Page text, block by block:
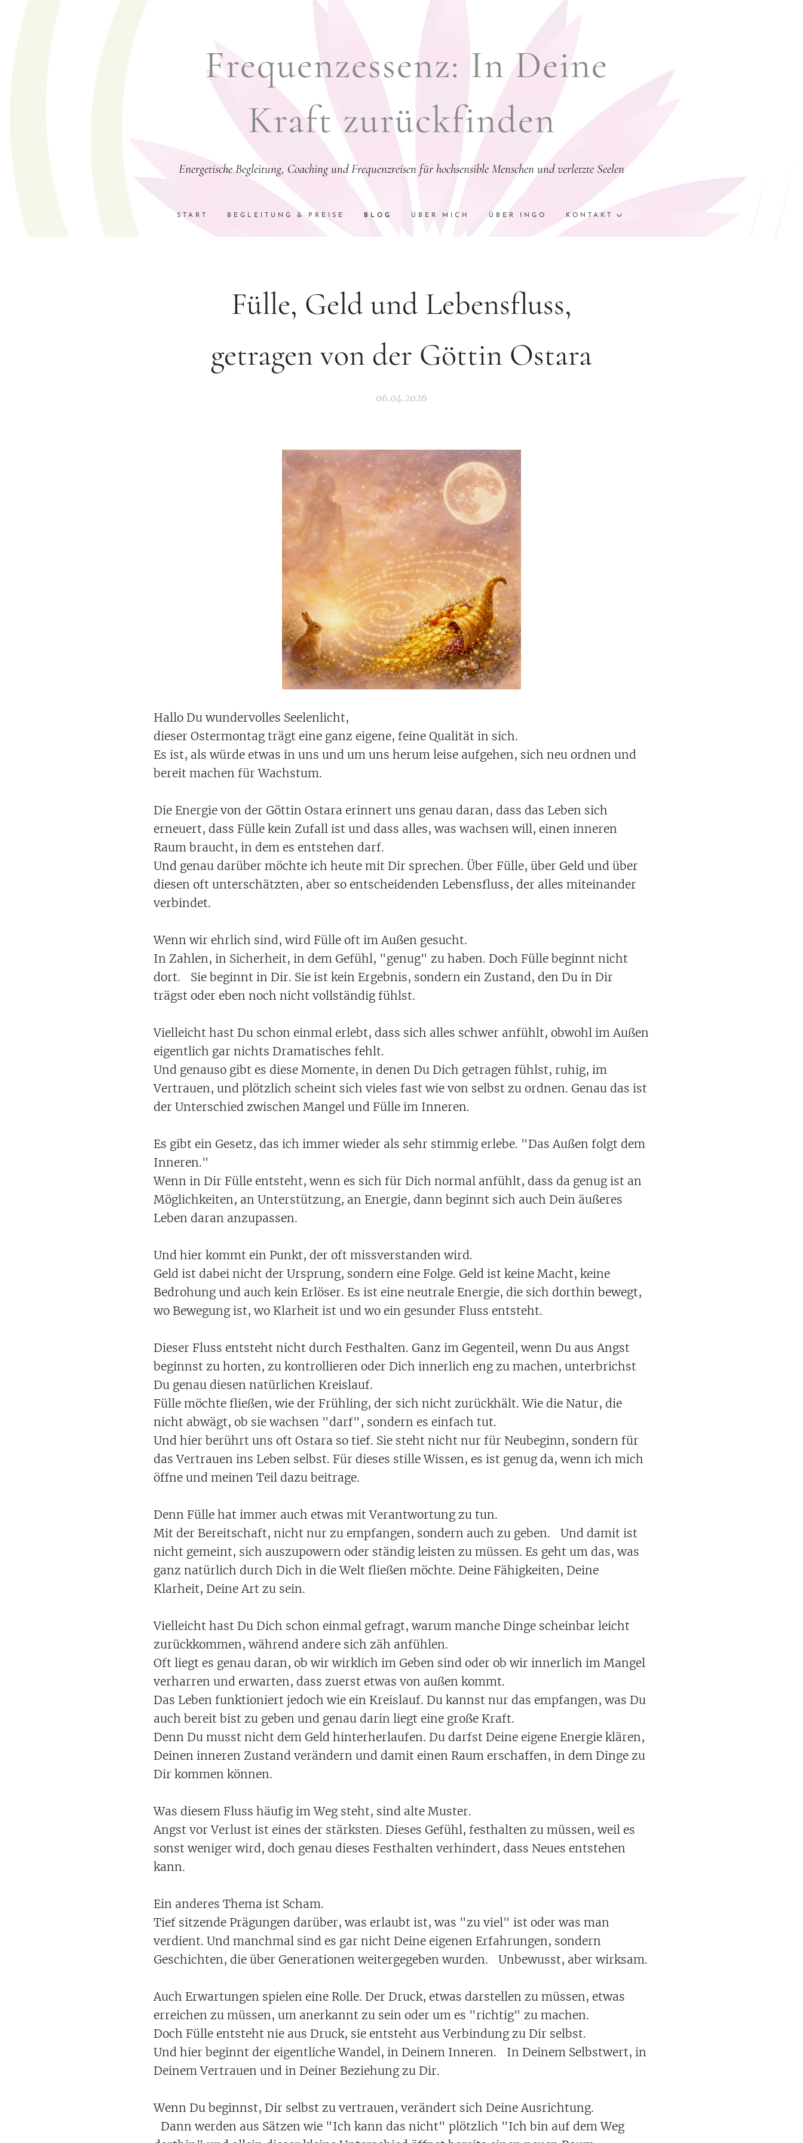
Frequenzessenz: In Deine
Kraft zurückfinden
Energetische Begleitung, Coaching und Frequenzreisen für hochsensible Menschen und verletzte Seelen
START BEGLEITUNG & PREISE BLOG ÜBER MICH ÜBER INGO KONTAKT
Fülle, Geld und Lebensfluss,
getragen von der Göttin Ostara
06.04.2026
Hallo Du wundervolles Seelenlicht,
dieser Ostermontag trägt eine ganz eigene, feine Qualität in sich.
Es ist, als würde etwas in uns und um uns herum leise aufgehen, sich neu ordnen und
bereit machen für Wachstum.
Die Energie von der Göttin Ostara erinnert uns genau daran, dass das Leben sich
erneuert, dass Fülle kein Zufall ist und dass alles, was wachsen will, einen inneren
Raum braucht, in dem es entstehen darf.
Und genau darüber möchte ich heute mit Dir sprechen. Über Fülle, über Geld und über
diesen oft unterschätzten, aber so entscheidenden Lebensfluss, der alles miteinander
verbindet.
Wenn wir ehrlich sind, wird Fülle oft im Außen gesucht.
In Zahlen, in Sicherheit, in dem Gefühl, "genug" zu haben. Doch Fülle beginnt nicht
dort. Sie beginnt in Dir. Sie ist kein Ergebnis, sondern ein Zustand, den Du in Dir
trägst oder eben noch nicht vollständig fühlst.
Vielleicht hast Du schon einmal erlebt, dass sich alles schwer anfühlt, obwohl im Außen
eigentlich gar nichts Dramatisches fehlt.
Und genauso gibt es diese Momente, in denen Du Dich getragen fühlst, ruhig, im
Vertrauen, und plötzlich scheint sich vieles fast wie von selbst zu ordnen. Genau das ist
der Unterschied zwischen Mangel und Fülle im Inneren.
Es gibt ein Gesetz, das ich immer wieder als sehr stimmig erlebe. "Das Außen folgt dem
Inneren."
Wenn in Dir Fülle entsteht, wenn es sich für Dich normal anfühlt, dass da genug ist an
Möglichkeiten, an Unterstützung, an Energie, dann beginnt sich auch Dein äußeres
Leben daran anzupassen.
Und hier kommt ein Punkt, der oft missverstanden wird.
Geld ist dabei nicht der Ursprung, sondern eine Folge. Geld ist keine Macht, keine
Bedrohung und auch kein Erlöser. Es ist eine neutrale Energie, die sich dorthin bewegt,
wo Bewegung ist, wo Klarheit ist und wo ein gesunder Fluss entsteht.
Dieser Fluss entsteht nicht durch Festhalten. Ganz im Gegenteil, wenn Du aus Angst
beginnst zu horten, zu kontrollieren oder Dich innerlich eng zu machen, unterbrichst
Du genau diesen natürlichen Kreislauf.
Fülle möchte fließen, wie der Frühling, der sich nicht zurückhält. Wie die Natur, die
nicht abwägt, ob sie wachsen "darf", sondern es einfach tut.
Und hier berührt uns oft Ostara so tief. Sie steht nicht nur für Neubeginn, sondern für
das Vertrauen ins Leben selbst. Für dieses stille Wissen, es ist genug da, wenn ich mich
öffne und meinen Teil dazu beitrage.
Denn Fülle hat immer auch etwas mit Verantwortung zu tun.
Mit der Bereitschaft, nicht nur zu empfangen, sondern auch zu geben. Und damit ist
nicht gemeint, sich auszupowern oder ständig leisten zu müssen. Es geht um das, was
ganz natürlich durch Dich in die Welt fließen möchte. Deine Fähigkeiten, Deine
Klarheit, Deine Art zu sein.
Vielleicht hast Du Dich schon einmal gefragt, warum manche Dinge scheinbar leicht
zurückkommen, während andere sich zäh anfühlen.
Oft liegt es genau daran, ob wir wirklich im Geben sind oder ob wir innerlich im Mangel
verharren und erwarten, dass zuerst etwas von außen kommt.
Das Leben funktioniert jedoch wie ein Kreislauf. Du kannst nur das empfangen, was Du
auch bereit bist zu geben und genau darin liegt eine große Kraft.
Denn Du musst nicht dem Geld hinterherlaufen. Du darfst Deine eigene Energie klären,
Deinen inneren Zustand verändern und damit einen Raum erschaffen, in dem Dinge zu
Dir kommen können.
Was diesem Fluss häufig im Weg steht, sind alte Muster.
Angst vor Verlust ist eines der stärksten. Dieses Gefühl, festhalten zu müssen, weil es
sonst weniger wird, doch genau dieses Festhalten verhindert, dass Neues entstehen
kann.
Ein anderes Thema ist Scham.
Tief sitzende Prägungen darüber, was erlaubt ist, was "zu viel" ist oder was man
verdient. Und manchmal sind es gar nicht Deine eigenen Erfahrungen, sondern
Geschichten, die über Generationen weitergegeben wurden. Unbewusst, aber wirksam.
Auch Erwartungen spielen eine Rolle. Der Druck, etwas darstellen zu müssen, etwas
erreichen zu müssen, um anerkannt zu sein oder um es "richtig" zu machen.
Doch Fülle entsteht nie aus Druck, sie entsteht aus Verbindung zu Dir selbst.
Und hier beginnt der eigentliche Wandel, in Deinem Inneren. In Deinem Selbstwert, in
Deinem Vertrauen und in Deiner Beziehung zu Dir.
Wenn Du beginnst, Dir selbst zu vertrauen, verändert sich Deine Ausrichtung.
Dann werden aus Sätzen wie "Ich kann das nicht" plötzlich "Ich bin auf dem Weg